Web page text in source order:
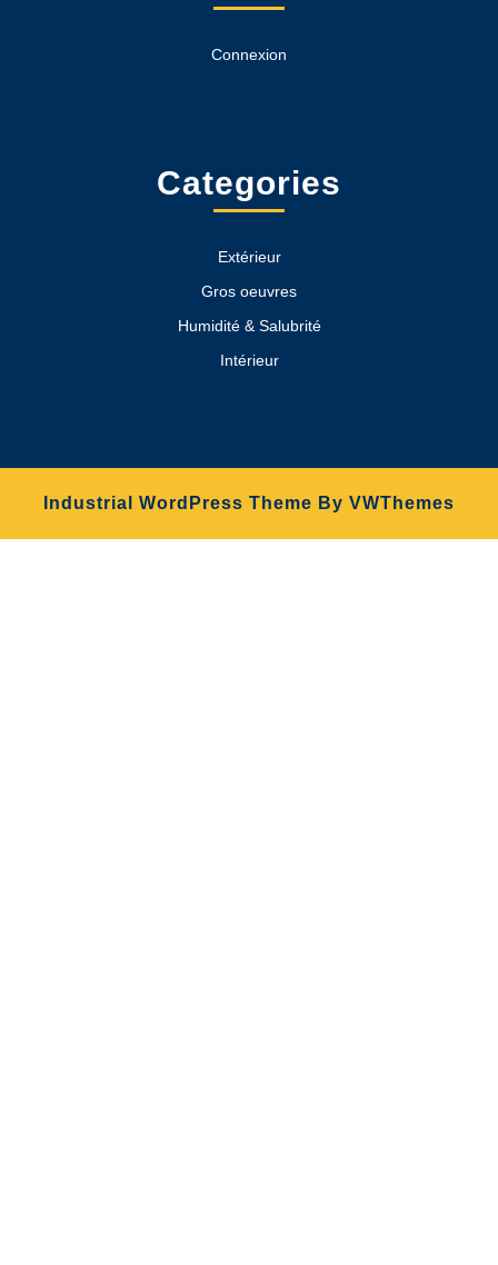
Connexion
Categories
Extérieur
Gros oeuvres
Humidité & Salubrité
Intérieur
Industrial WordPress Theme By VWThemes